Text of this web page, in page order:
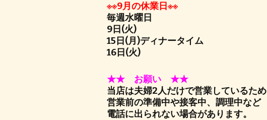
※※9月の休業日※※
毎週水曜日
9日(火)
15日(月)ディナータイム
16日(火)
★★ お願い ★★
当店は夫婦2人だけで営業しているため
営業前の準備中や接客中、調理中など
電話に出られない場合があります。